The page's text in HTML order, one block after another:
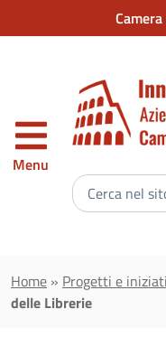
al contenuto principale
Menu
Inserisci
il
cercare
Home » Progetti e
delle Librerie